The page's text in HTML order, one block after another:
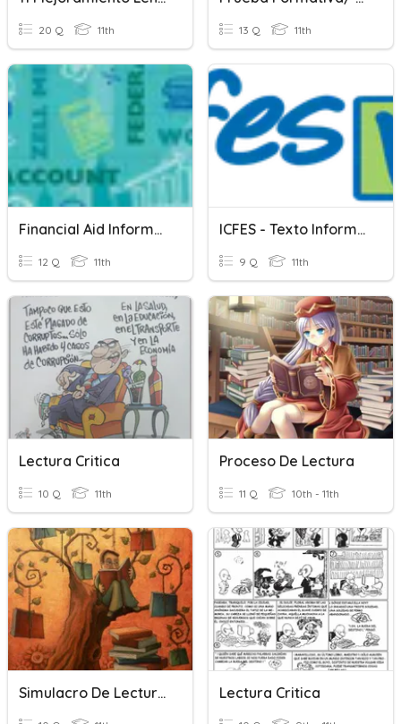
20 Q 11th 13 Q 11th
Financial Aid Information
12 Q 11th
ICFES - Texto Informativo
9 Q 11th
Lectura Critica
10 Q 11th
Proceso De Lectura
11 Q 10th - 11th
Simulacro De Lectura Crítica Lectura Critica